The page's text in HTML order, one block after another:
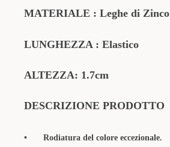
MATERIALE : Leghe di Zinco
LUNGHEZZA : Elastico
ALTEZZA: 1.7cm
DESCRIZIONE PRODOTTO
• Rodiatura del colore eccezionale.